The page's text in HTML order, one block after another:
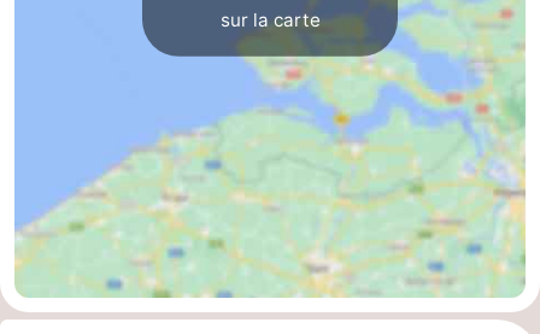
Mantelingen
Westkapelle
Nature
Walcherse
-
Dishoek
-
sur la carte